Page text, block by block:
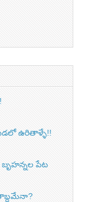
ఉరితాళ్ళే!!
బృహన్నల పేట